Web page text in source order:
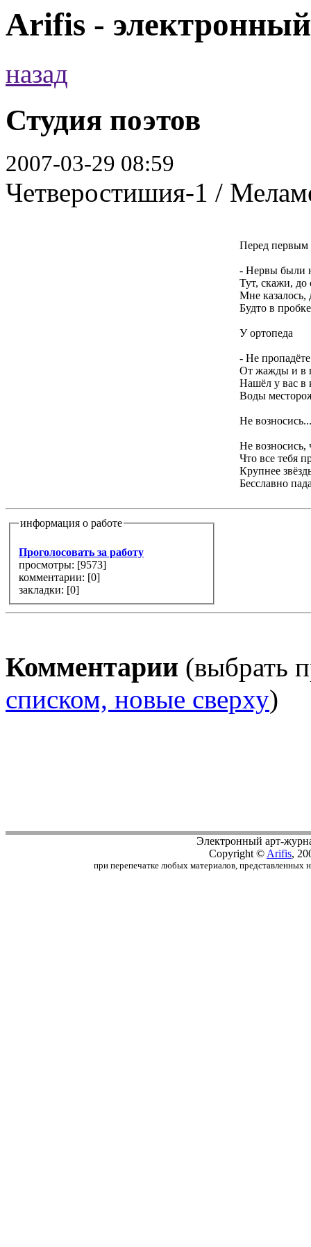
Arifis -
назад
Студия поэтов
2007-03-29 08:59
Четверостишия-1 /
Перед первым
- Нервы были
Тут, скажи, до
Мне казалось,
Будто в
У ортопеда
- Не
От жажды и в
Нашёл у вас в
Воды
Не
Не возносись,
Что все тебя
Крупнее
Бесславно
информация о работе
Проголосовать за работу
просмотры: [9573]
комментарии: [0]
закладки: [0]
Комментарии (выбрать
списком, новые сверху)
Электронный арт-
Copyright © Arifis,
при перепечатке любых материалов, представленных